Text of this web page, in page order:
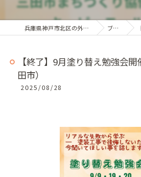
兵庫県神戸市北区の外壁塗装は株式会社広瀬塗装店 ブログ一覧
【終了】9月塗り替え勉強会
田市）
2025/08/28